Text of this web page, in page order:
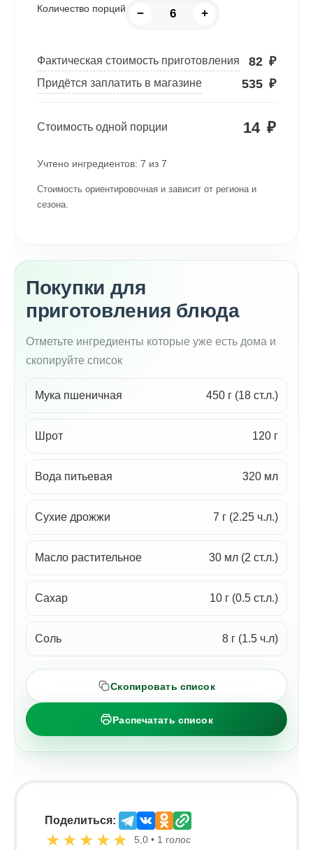
Количество порций − +
Фактическая стоимость приготовления 82 ₽
Придётся заплатить в магазине 535 ₽
Стоимость одной порции 14 ₽
Учтено ингредиентов: 7 из 7
Стоимость ориентировочная и зависит от региона и
сезона.
Покупки для
приготовления блюда
Отметьте ингредиенты которые уже есть дома и
скопируйте список
Мука пшеничная 450 г (18 ст.л.)
Шрот 120 г
Вода питьевая 320 мл
Сухие дрожжи 7 г (2.25 ч.л.)
Масло растительное 30 мл (2 ст.л.)
Сахар 10 г (0.5 ст.л.)
Соль 8 г (1.5 ч.л)
Скопировать список
Распечатать список
Поделиться:
★ ★ ★ ★ ★ 5,0 • 1 голос